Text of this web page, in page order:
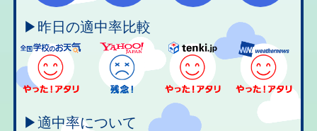
▶昨日の適中率比較
▶適中率について